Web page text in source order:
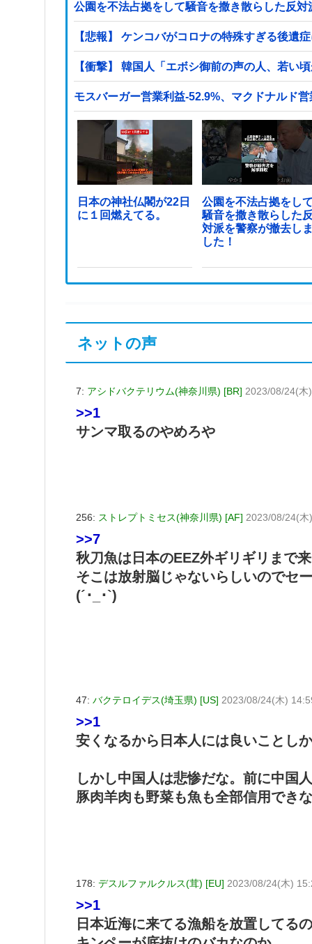
公園を不法占拠をして騒音を撒き散らした反
【悲報】 ケンコバがコロナの特殊すぎる後
【衝撃】 韓国人「エボシ御前の声の人、若い
モスバーガー営業利益-52.9%、マクドナルド
日本の神社仏閣が22日
に１回燃えてる。
公園を不法占拠をし
騒音を撒き散らした
対派を警察が撤去し
した！
ネットの声
7: アシドバクテリウム(神奈川県) [BR] 2023/08/24(木
>>1
サンマ取るのやめろや
256: ストレプトミセス(神奈川県) [AF] 2023/08/24(
>>7
秋刀魚は日本のEEZ外ギリギリまで
そこは放射脳じゃないらしいのでセ
(´･_･`)
47: バクテロイデス(埼玉県) [US] 2023/08/24(木)
>>1
安くなるから日本人には良いことし
しかし中国人は悲惨だな。前に中国
豚肉羊肉も野菜も魚も全部信用でき
178: デスルファルクルス(茸) [EU] 2023/08/24(木)
>>1
日本近海に来てる漁船を放置してる